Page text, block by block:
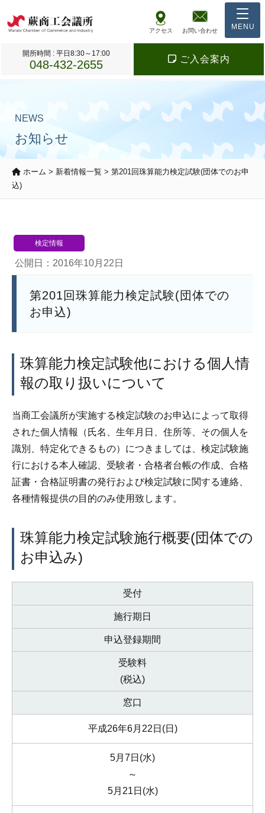
アクセス お問い合わせ
開所時間 : 平日8:30～17:00
048-432-2655 ご入会案内
NEWS
お知らせ
ホーム > 新着情報一覧 > 第201回珠算能力検定試験(団体でのお申
込)
公開日：2016年10月22日
検定情報
第201回珠算能力検定試験(団体での
お申込)
珠算能力検定試験他における個人情
報の取り扱いについて
当商工会議所が実施する検定試験のお申込によって取得
された個人情報（氏名、生年月日、住所等、その個人を
識別、特定化できるもの）につきましては、検定試験施
行における本人確認、受験者・合格者台帳の作成、合格
証書・合格証明書の発行および検定試験に関する連絡、
各種情報提供の目的のみ使用致します。
珠算能力検定試験施行概要(団体での
お申込み)
受付
施行期日
申込登録期間
受験料
(税込)
窓口
平成26年6月22日(日)
5月7日(水)
～
5月21日(水)